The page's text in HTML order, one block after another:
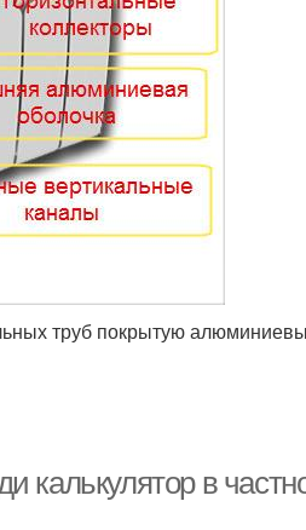
труб покрытую
калькулятор в